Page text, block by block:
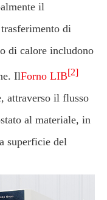
il
di
di calore includono
IlForno LIB[2]
attraverso il flusso
al materiale, in
superficie del